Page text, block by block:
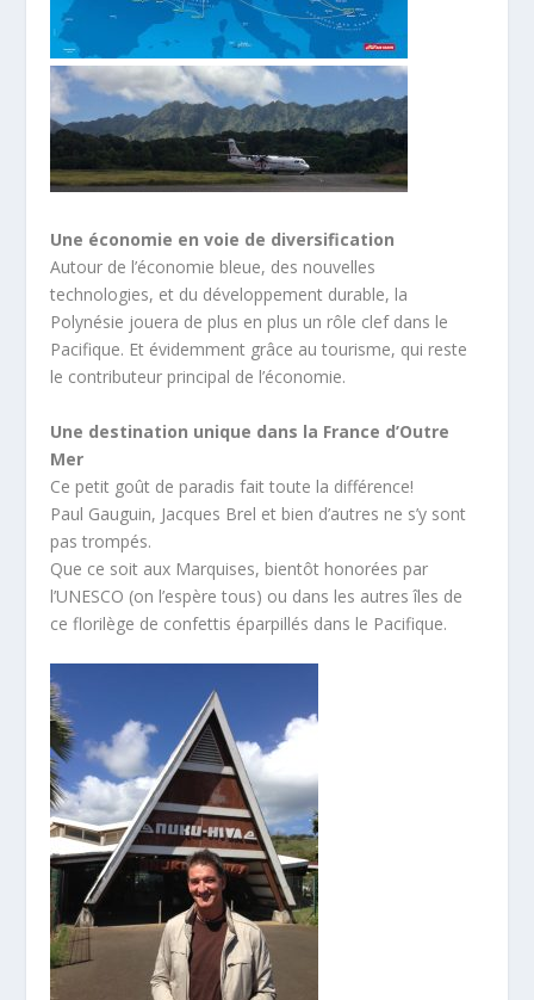
Une économie en voie de diversification
Autour de l’économie bleue, des nouvelles
technologies, et du développement durable, la
Polynésie jouera de plus en plus un rôle clef dans le
Pacifique. Et évidemment grâce au tourisme, qui reste
le contributeur principal de l’économie.
Une destination unique dans la France d’Outre
Mer
Ce petit goût de paradis fait toute la différence!
Paul Gauguin, Jacques Brel et bien d’autres ne s’y sont
pas trompés.
Que ce soit aux Marquises, bientôt honorées par
l’UNESCO (on l’espère tous) ou dans les autres îles de
ce florilège de confettis éparpillés dans le Pacifique.